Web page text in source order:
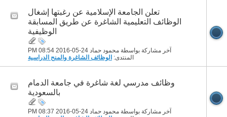
تعلن الجامعة الإسلامية عن رغبتها إشغال
الوظائف التعليمية الشاغرة عن طريق المسابقة
الوظيفية
آخر مشاركة بواسطة محمود حماد 24-05-2016
08:54 PM
المنتدى: الوظائف الشاغرة والمنح الدراسية
وظائف مدرسي لغة شاغرة في جامعة الدمام
بالسعودية
آخر مشاركة بواسطة محمود حماد 24-05-2016
08:37 PM